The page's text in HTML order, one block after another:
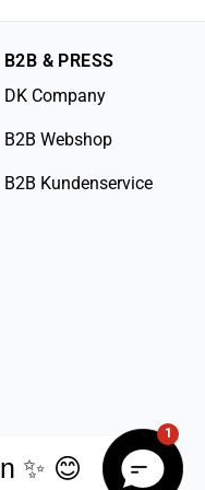
B2B & PRESS
DK Company
B2B Webshop
B2B Kundenservice
1
✨ 😊